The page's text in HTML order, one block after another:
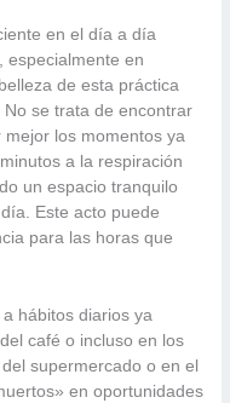
en el día a día
especialmente en
de esta práctica
se trata de encontrar
los momentos ya
a la respiración
un espacio tranquilo
Este acto puede
para las horas que
hábitos diarios ya
café o incluso en los
supermercado o en el
en oportunidades